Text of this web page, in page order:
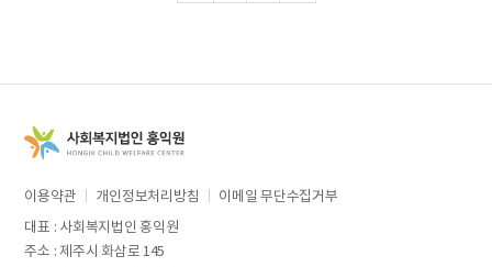
이용약관 개인정보처리방침
이메일 무단수집거부
대표 : 사회복지법인 홍익원
주소 : 제주시 화삼로 145